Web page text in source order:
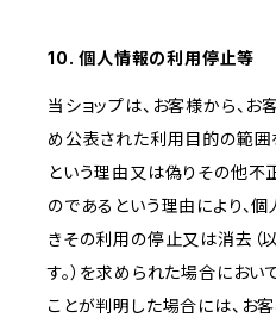
10. 個人情報の利用停止等
当ショップは、お客様から、
め公表された利用目的の範囲
という理由又は偽りその他不
のであるという理由により、
きその利用の停止又は消去（
す。）を求められた場合にお
ことが判明した場合には、お